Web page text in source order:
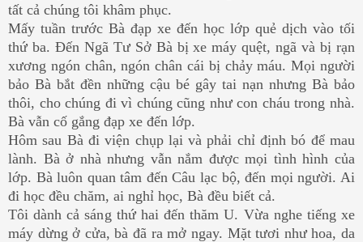
tất cả chúng tôi khâm phục.
Mấy tuần trước Bà đạp xe đến học lớp quẻ dịch vào tối
thứ ba. Đến Ngã Tư Sở Bà bị xe máy quệt, ngã và bị rạn
xương ngón chân, ngón chân cái bị chảy máu. Mọi người
bảo Bà bắt đền những cậu bé gây tai nạn nhưng Bà bảo
thôi, cho chúng đi vì chúng cũng như con cháu trong nhà.
Bà vẫn cố gắng đạp xe đến lớp.
Hôm sau Bà đi viện chụp lại và phải chỉ định bó để mau
lành. Bà ở nhà nhưng vẫn nắm được mọi tình hình của
lớp. Bà luôn quan tâm đến Câu lạc bộ, đến mọi người. Ai
đi học đều chăm, ai nghỉ học, Bà đều biết cả.
Tôi dành cả sáng thứ hai đến thăm U. Vừa nghe tiếng xe
máy dừng ở cửa, bà đã ra mở ngay. Mặt tươi như hoa, da